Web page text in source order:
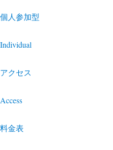
個人参加型
Individual
アクセス
Access
料金表